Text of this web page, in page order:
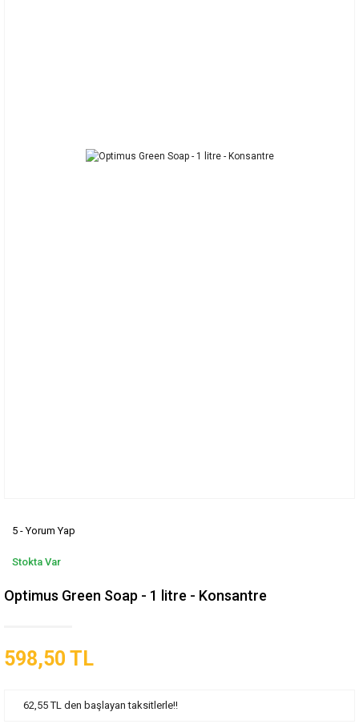
5 - Yorum Yap
Stokta Var
Optimus Green Soap - 1 litre - Konsantre
598,50 TL
62,55 TL den başlayan taksitlerle!!